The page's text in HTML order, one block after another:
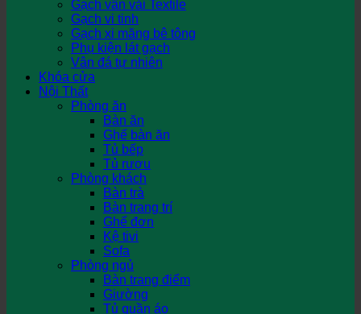
Gạch vân vải Textile
Gạch vi tinh
Gạch xi măng bê tông
Phụ kiện lát gạch
Vân đá tự nhiên
Khóa cửa
Nội Thất
Phòng ăn
Bàn ăn
Ghế bàn ăn
Tủ bếp
Tủ rượu
Phòng khách
Bàn trà
Bàn trang trí
Ghế đơn
Kệ tivi
Sofa
Phòng ngủ
Bàn trang điểm
Giường
Tủ quần áo